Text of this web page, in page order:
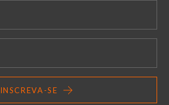
INSCREVA-SE